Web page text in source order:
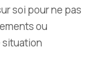
soi pour ne pas
ou